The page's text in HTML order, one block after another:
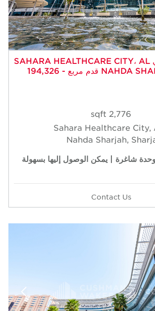
مكتب للإيجار في SAHARA HEALTHCARE CITY، AL
NAHDA SHARJAH - 2,776 قدم مربع - 194,326
2,776 sqft
Sahara Healthcare City,
Nahda Sharjah,
شاغرة | يمكن الوصول إليها بسهولة
Contact Us